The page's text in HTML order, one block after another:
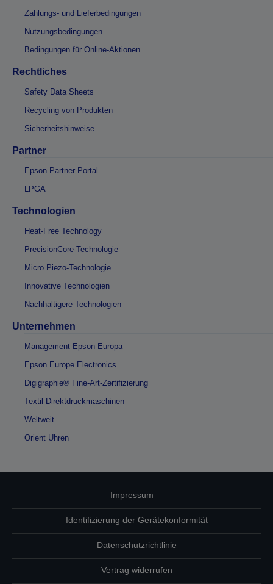
Zahlungs- und Lieferbedingungen
Nutzungsbedingungen
Bedingungen für Online-Aktionen
Rechtliches
Safety Data Sheets
Recycling von Produkten
Sicherheitshinweise
Partner
Epson Partner Portal
LPGA
Technologien
Heat-Free Technology
PrecisionCore-Technologie
Micro Piezo-Technologie
Innovative Technologien
Nachhaltigere Technologien
Unternehmen
Management Epson Europa
Epson Europe Electronics
Digigraphie® Fine-Art-Zertifizierung
Textil-Direktdruckmaschinen
Weltweit
Orient Uhren
Impressum
Identifizierung der Gerätekonformität
Datenschutzrichtlinie
Vertrag widerrufen